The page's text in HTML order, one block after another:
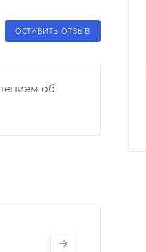
ОСТАВИТЬ ОТЗЫВ
об